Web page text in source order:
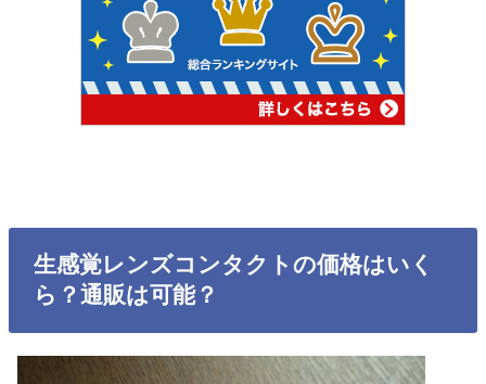
生感覚レンズコンタクトの価格はいく
ら？通販は可能？